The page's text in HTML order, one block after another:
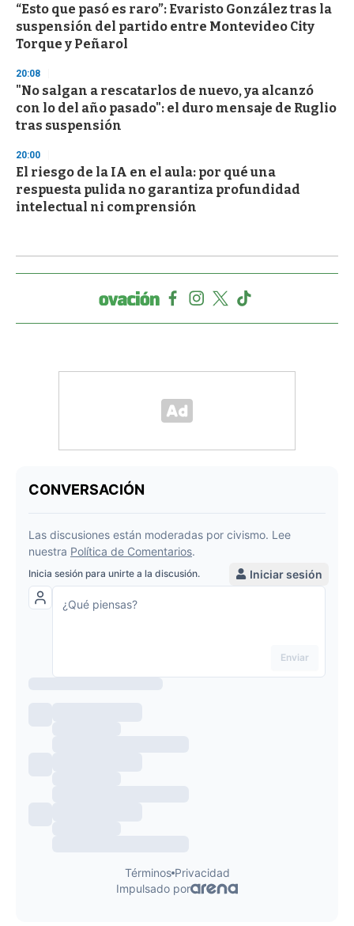
“Esto que pasó es raro”: Evaristo González tras la
suspensión del partido entre Montevideo City
Torque y Peñarol
20:08
"No salgan a rescatarlos de nuevo, ya alcanzó
con lo del año pasado": el duro mensaje de Ruglio
tras suspensión
20:00
El riesgo de la IA en el aula: por qué una
respuesta pulida no garantiza profundidad
intelectual ni comprensión